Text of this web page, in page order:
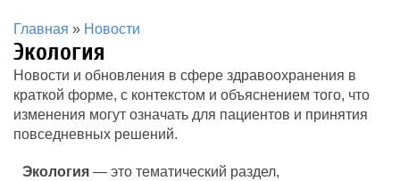
Главная » Новости
Экология
Новости и обновления в сфере здравоохранения в
краткой форме, с контекстом и объяснением того, что
изменения могут означать для пациентов и принятия
повседневных решений.
Экология — это тематический раздел,